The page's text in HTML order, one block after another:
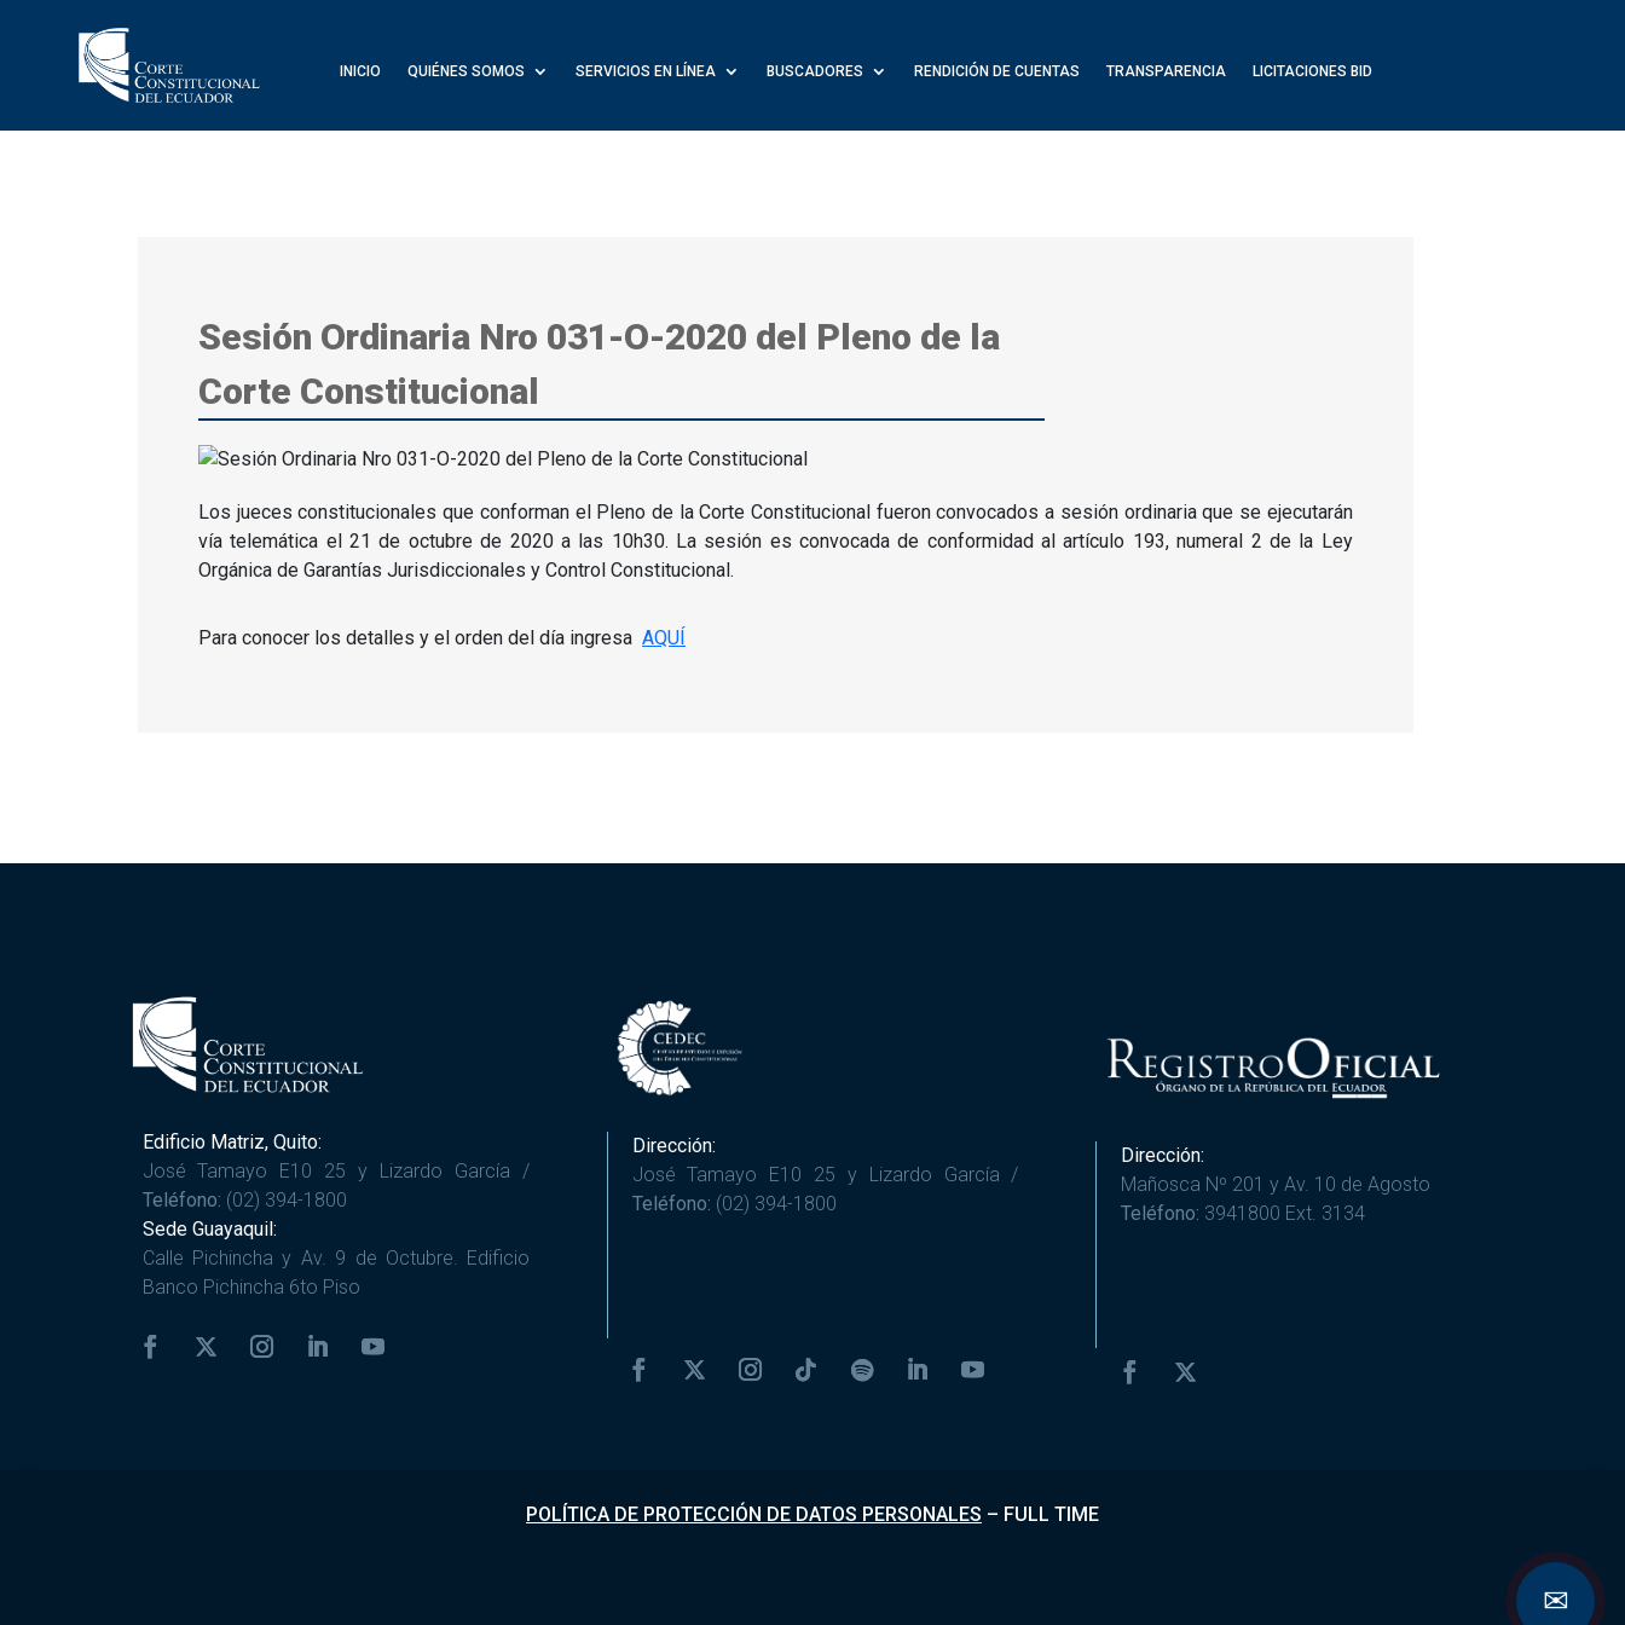
INICIO QUIÉNES SOMOS SERVICIOS EN LÍNEA BUSCADORES RENDICIÓN DE CUENTAS TRANSPARENCIA LICITACIONES BID
Sesión Ordinaria Nro 031-O-2020 del Pleno de la
Corte Constitucional
Los jueces constitucionales que conforman el Pleno de la Corte Constitucional fueron convocados a sesión ordinaria que se ejecutarán
vía telemática el 21 de octubre de 2020 a las 10h30. La sesión es convocada de conformidad al artículo 193, numeral 2 de la Ley
Orgánica de Garantías Jurisdiccionales y Control Constitucional.
Para conocer los detalles y el orden del día ingresa AQUÍ
Edificio Matriz, Quito:
José Tamayo E10 25 y Lizardo García /
Teléfono: (02) 394-1800
Sede Guayaquil:
Calle Pichincha y Av. 9 de Octubre. Edificio
Banco Pichincha 6to Piso
Dirección:
José Tamayo E10 25 y Lizardo García /
Teléfono: (02) 394-1800
Dirección:
Mañosca Nº 201 y Av. 10 de Agosto
Teléfono: 3941800 Ext. 3134
POLÍTICA DE PROTECCIÓN DE DATOS PERSONALES – FULL TIME
✉